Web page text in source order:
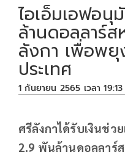
ไอเอ็มเอฟอ
ล้านดอลลาร์
ลังกา เพื่อพยุ
ประเทศ
1 กันยายน 2565 เวลา
ศรีลังกาได้รับเงินช่ว
2.9 พันล้านดอลลาร์